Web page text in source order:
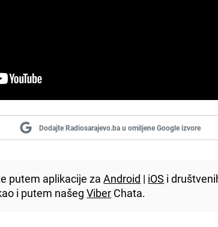
Dodajte Radiosarajevo.ba u omiljene Google izvore
putem aplikacije zaAndroid | iOS i
i putem našegViber Chata.